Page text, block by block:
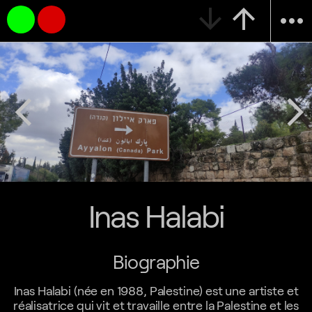
more_horiz
arrow_downward arrow_upward
arrow_forward_ios
arrow_back_ios
Inas Halabi
Biographie
Inas Halabi (née en 1988, Palestine) est une artiste et
réalisatrice qui vit et travaille entre la Palestine et les